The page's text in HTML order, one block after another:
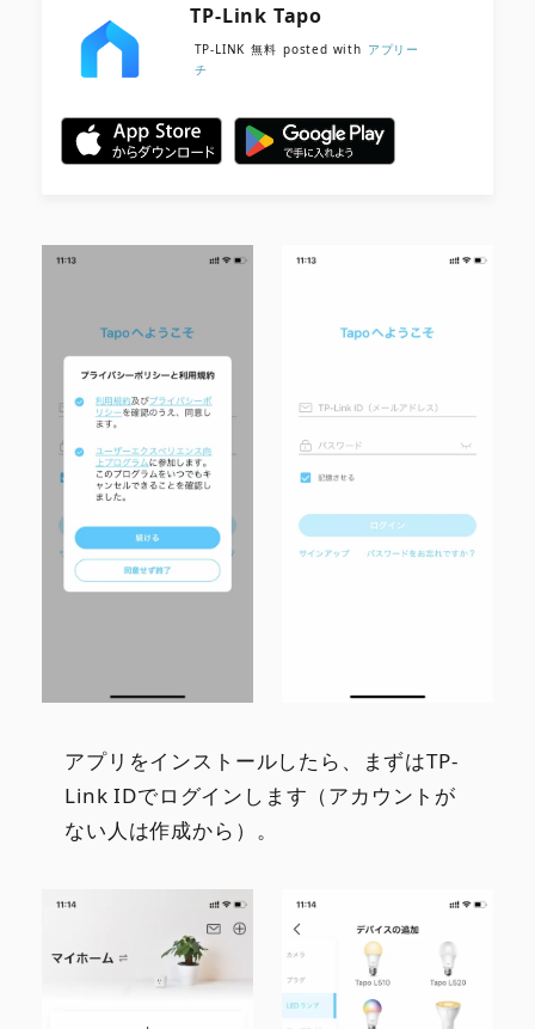
TP-Link Tapo
TP-LINK 無料 posted with アプリー
チ
アプリをインストールしたら、まずはTP-
Link IDでログインします（アカウントが
ない人は作成から）。